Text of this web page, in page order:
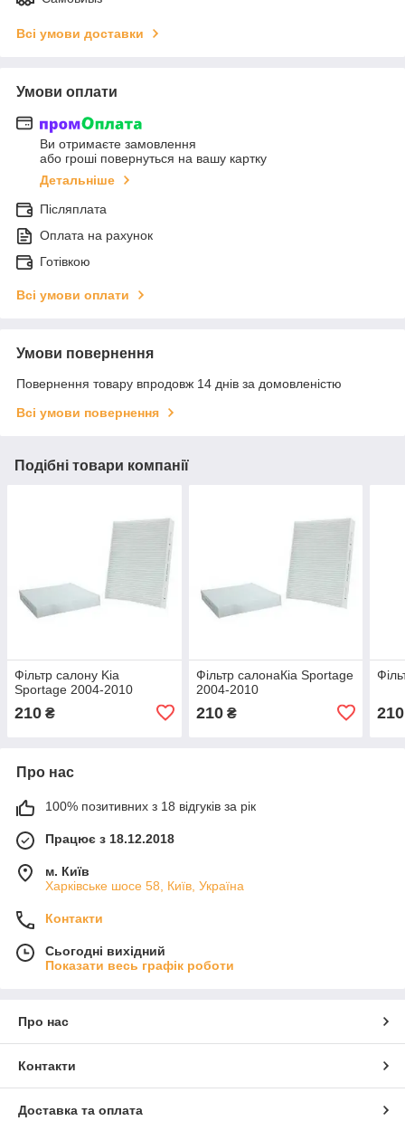
Всі умови доставки
Умови оплати
Ви отримаєте замовлення
або гроші повернуться на вашу картку
Детальніше
Післяплата
Оплата на рахунок
Готівкою
Всі умови оплати
Умови повернення
Повернення товару впродовж 14 днів за домовленістю
Всі умови повернення
Подібні товари компанії
Фільтр салону Kia
Sportage 2004-2010
210 ₴
Фільтр салонаКіа Sportage
2004-2010
210₴ 210
Про нас
100% позитивних з 18 відгуків за рік
Працює з 18.12.2018
м. Київ
Харківське шосе 58, Київ, Україна
Контакти
Сьогодні вихідний
Показати весь графік роботи
Про нас
Контакти
Доставка та оплата